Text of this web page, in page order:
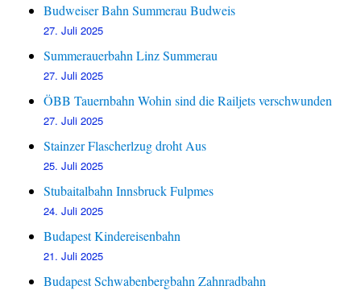
Budweiser Bahn Summerau Budweis
27. Juli 2025
Summerauerbahn Linz Summerau
27. Juli 2025
ÖBB Tauernbahn Wohin sind die Railjets verschwunden
27. Juli 2025
Stainzer Flascherlzug droht Aus
25. Juli 2025
Stubaitalbahn Innsbruck Fulpmes
24. Juli 2025
Budapest Kindereisenbahn
21. Juli 2025
Budapest Schwabenbergbahn Zahnradbahn